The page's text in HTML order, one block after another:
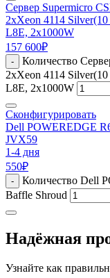
Сервер Supermicro
2xXeon 4114
L8E, 2x1000W
157 600₽
-
Количество
2xXeon 4114
L8E, 2x1000W
Сконфигурировать
Dell POWEREDGE
JVX59
1-4 дня
550₽
-
Количество Dell
Baffle Shroud
Надёжная
Узнайте как